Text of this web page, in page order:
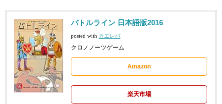
バトルライン 日本語版2016
posted with カエレバ
クロノノーツゲーム
Amazon
楽天市場